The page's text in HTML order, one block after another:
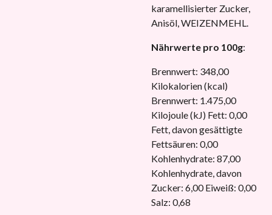
karamellisierter Zucker,
Anisöl, WEIZENMEHL.
Nährwerte pro 100g:
Brennwert: 348,00
Kilokalorien (kcal)
Brennwert: 1.475,00
Kilojoule (kJ) Fett: 0,00
Fett, davon gesättigte
Fettsäuren: 0,00
Kohlenhydrate: 87,00
Kohlenhydrate, davon
Zucker: 6,00 Eiweiß: 0,00
Salz: 0,68